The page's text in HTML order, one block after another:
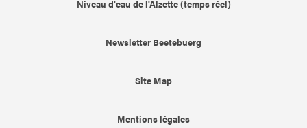
Niveau d'eau de l'Alzette (temps réel)
Newsletter Beetebuerg
Site Map
Mentions légales